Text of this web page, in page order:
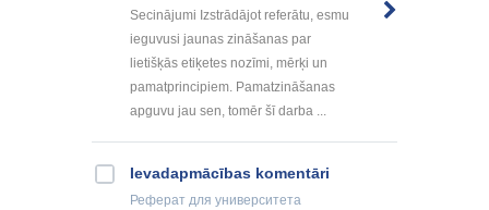
Secinājumi Izstrādājot referātu, esmu
ieguvusi jaunas zināšanas par
lietišķās etiķetes nozīmi, mērķi un
pamatprincipiem. Pamatzināšanas
apguvu jau sen, tomēr šī darba ...
Ievadapmācības komentāri
Реферат для университета